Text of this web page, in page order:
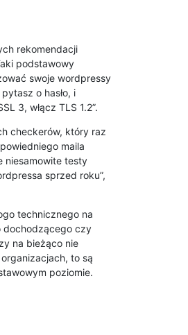
rekomendacji
podstawowy
swoje wordpressy
o hasło, i
3, włącz TLS 1.2”.
checkerów, który raz
maila
niesamowite testy
sprzed roku”,
technicznego na
dochodzącego czy
na bieżąco nie
to są
poziomie.